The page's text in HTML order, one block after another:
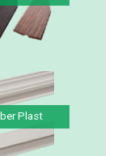
Latat